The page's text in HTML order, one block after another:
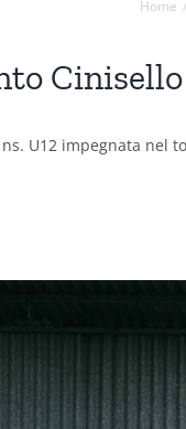
Home
U12 impegnata nel